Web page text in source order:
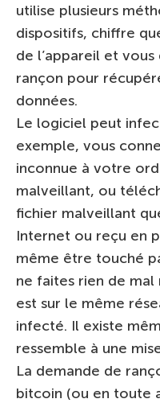
utilise plusieurs
dispositifs, chiffre
de l’appareil et
rançon pour
données.
Le logiciel peut
exemple, vous
inconnue à votre
malveillant, ou
fichier malveillant
Internet ou reçu en
même être touché
ne faites rien de
est sur le même
infecté. Il existe
ressemble à une
La demande de
bitcoin (ou en toute